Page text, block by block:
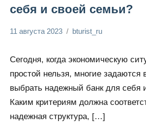
себя и своей семьи?
финансы
11 августа 2023 bturist_ru
Сегодня, когда экономическую
простой нельзя, многие задаются
выбрать надежный банк для себя
Каким критериям должна
надежная структура, […]